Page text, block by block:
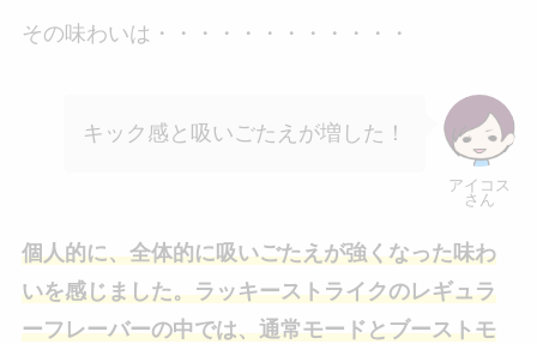
その味わいは・・・・・・・・・・・・
アイコス
さん
キック感と吸いごたえが増した！
個人的に、全体的に吸いごたえが強くなった味わ
いを感じました。ラッキーストライクのレギュラ
ーフレーバーの中では、通常モードとブーストモ